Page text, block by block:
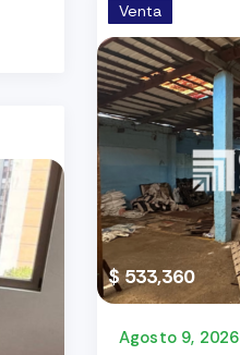
Venta
$ 533,360
Agosto 9, 2026